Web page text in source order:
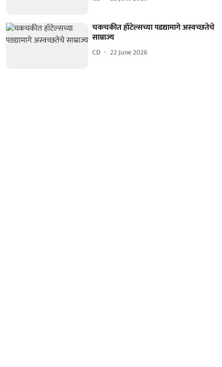
चकचकीत हॉटेल्सच्या पडद्यामागे अस्वच्छतेचे
साम्राज्य
CD 22 June 2026